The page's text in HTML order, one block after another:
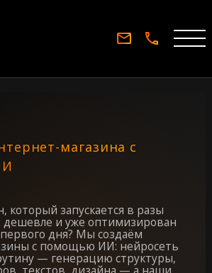
магазина с
который запускается в разы
дешевле и уже оптимизирован
дня? Мы создаём
с помощью ИИ: нейросеть
— генерацию структуры,